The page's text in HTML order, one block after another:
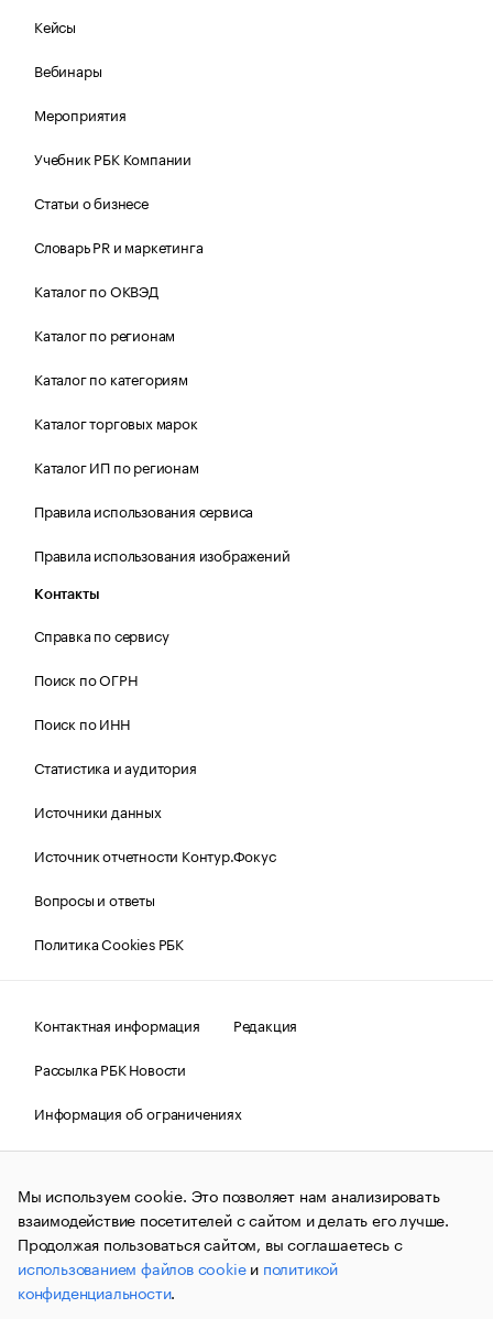
Кейсы
Вебинары
Мероприятия
Учебник РБК Компании
Статьи о бизнесе
Словарь PR и маркетинга
Каталог по ОКВЭД
Каталог по регионам
Каталог по категориям
Каталог торговых марок
Каталог ИП по регионам
Правила использования сервиса
Правила использования изображений
Контакты
Справка по сервису
Поиск по ОГРН
Поиск по ИНН
Статистика и аудитория
Источники данных
Источник отчетности Контур.Фокус
Вопросы и ответы
Политика Cookies РБК
Контактная информация
Редакция
Рассылка РБК Новости
Информация об ограничениях
Правовая информация
О соблюдении авторских прав
© АО «РОСБИЗНЕСКОНСАЛТИНГ»,1995–2026.Сообщения
и материалы информационного агентства «РБК»
(зарегистрировано Федеральной службой по надзору в сфере
связи, информационных технологий и массовых
коммуникаций (Роскомнадзор) 09.12.2015 за номером ИА
№ФС77-63848) сопровождаются пометкой «РБК». Отдельные
публикации могут содержать информацию,
Мы используем cookie. Это позволяет нам анализировать
взаимодействие посетителей с сайтом и делать его лучше.
Продолжая пользоваться сайтом, вы соглашаетесь с
использованием файлов cookieи политикой
конфиденциальности.